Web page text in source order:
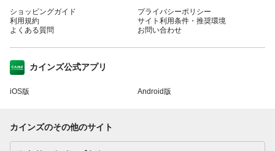
ショッピングガイド
利用規約
よくある質問
プライバシーポリシー
サイト利用条件・推奨環境
お問い合わせ
カインズ公式アプリ
iOS版 Android版
カインズのその他のサイト